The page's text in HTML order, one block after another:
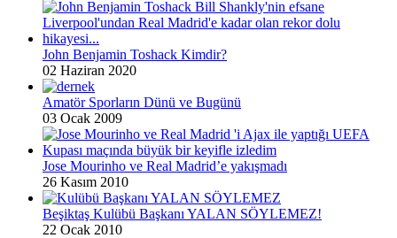
John Benjamin Toshack Kimdir?
02 Haziran 2020
Amatör Sporların Dünü ve Bugünü
03 Ocak 2009
Jose Mourinho ve Real Madrid’e yakışmadı
26 Kasım 2010
Beşiktaş Kulübü Başkanı YALAN SÖYLEMEZ!
22 Ocak 2010